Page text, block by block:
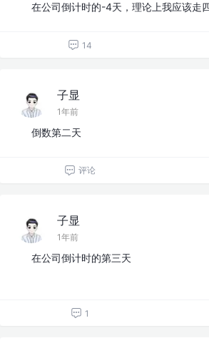
在公司倒计时的-4天，理论上我应该走
14
子显
1年前
倒数第二天
评论
子显
1年前
在公司倒计时的第三天
1